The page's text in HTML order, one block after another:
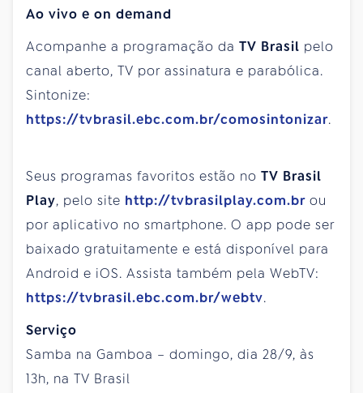
Ao vivo e on demand
Acompanhe a programação da TV Brasil pelo
canal aberto, TV por assinatura e parabólica.
Sintonize:
https://tvbrasil.ebc.com.br/comosintonizar.
Seus programas favoritos estão no TV Brasil
Play, pelo site http://tvbrasilplay.com.br ou
por aplicativo no smartphone. O app pode ser
baixado gratuitamente e está disponível para
Android e iOS. Assista também pela WebTV:
https://tvbrasil.ebc.com.br/webtv.
Serviço
Samba na Gamboa – domingo, dia 28/9, às
13h, na TV Brasil